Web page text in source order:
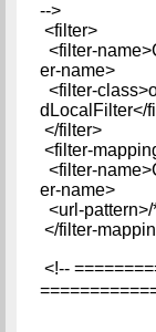
-->
<filter>
<filter-
er-name>
<filter-
dLocalFilter</
</filter>
<filter-
<filter-
er-name>
<url-
</filter-
<!--